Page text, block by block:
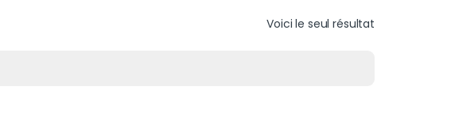
Voici le seul résultat